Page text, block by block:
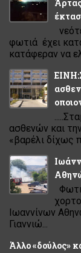
φωτιά έχει
κατάφεραν να
ασθενών και
«βαρέλι δίχως
Ιωαννίνων
Γιαννιώ...
Άλλο «δούλος»